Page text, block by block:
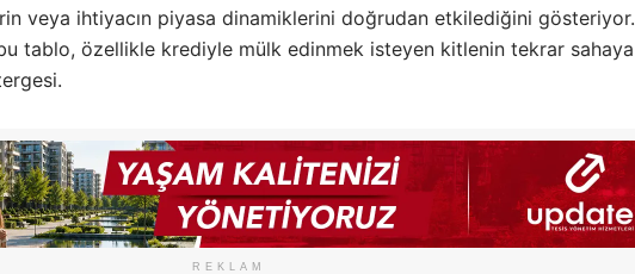
veya ihtiyacın piyasa dinamiklerini doğrudan etkilediğini gösteriyor.
bu tablo, özellikle krediyle mülk edinmek isteyen kitlenin tekrar sahaya
REKLAM